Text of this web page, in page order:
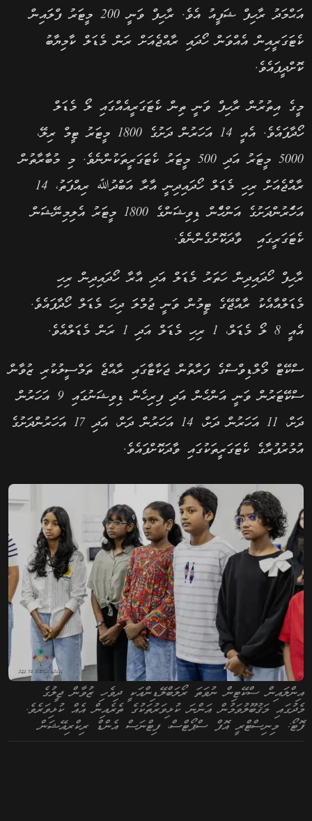
އަޙްމަދު ރާހިފް ޝަފީއު އެވެ. ރާހިފް ވަނީ 200 މީޓަރު ފްލައިން
ކެޓަގަރީއިން އެއްވަން ހޯދައި ރާއްޖެއަށް ރަން މެޑަލް ކާމިޔާބު
ކޮށްދީފައެވެ.
މީގެ އިތުރުން ރާހިފް ވަނީ ތިން ކެޓަގަރީއެއްގައި ލޯ މެޑަލް
ހޯދާފައެވެ. އެއީ 14 އަހަރުން ދަށުގެ 1800 މީޓަރު ޓީމް ރިލޭ،
5000 މީޓަރު އަދި 500 މީޓަރު ކެޓަގަރީތަކުންނެވެ. މި މުބާރާތުން
ރާއްޖެއަށް ރިހި މެޑަލް ހޯދައިދިނީ އާރާ އަބްދުﷲ ރިއްފަތު، 14
އަހަެރުންދަށުގެ އަންހެްން ޑިވިޝަންގެ 1800 މީޓަރު އެލިމިނޭޝަން
ކެޓަގަރީގައި ވާދަކޮށްގެންނެވެ.
ރާހިފް ހޯދައިދިން ހަތަރު މެޑަލް އަދި އާރާ ހޯދައިދިން ރިހި
މެޑަލްއާއެކު ރާއްޖޭގެ ޓީމުން ވަނީ ޖުމްލަ ދިހަ މެޑަލް ހޯދާފައެވެ.
އެއީ 8 ލޯ މެޑަލް، 1 ރިހި މެޑަލް އަދި 1 ރަން މެޑަލްއެވެ.
ސްކޭޓް މޯލްޑިވްސްގެ ފަރާތުން ޖަކާޓާގައި ރާއްޖެ ތަމްސީލުކުރި ޒުވާން
ސްކޭޓަރުން ވަނީ އަންހެން އަދި ފިރިހެން ޑިވިޝަނުގައި 9 އަހަރުން
ދަށް، 11 އަހަރުން ދަށް، 14 އަހަރުން ދަށް، އަދި 17 އަހަރުންދަށުގެ
އުމުރުފުރާގެ ކެޓަގަރީތަކުގައި ވާދަކޮށްފައެވެ.
އިންލައިން ސްކޭޓިން ނުވަތަ ރޯލަބްލޭޑިންއަކީ ދިވެހި ޒުވާން ޖީލުގެ
މެދުގައި މަޤުބޫލުވަމުން އަންނަ ކުޅިވަރުތަކުގެ ތެރެއިން އެއް ކުޅިވަރެވެ.
ފޮޓޯ: މިނިސްޓްރީ އޮފް ސްޕޯޓްސް، ފިޓްނަސް އެންޑް ރިކްރިއޭޝަން